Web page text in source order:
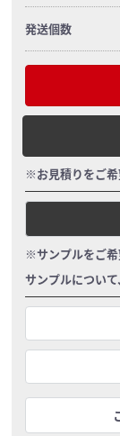
発送個数
※お見積りをご希
※サンプルをご希
サンプルについ